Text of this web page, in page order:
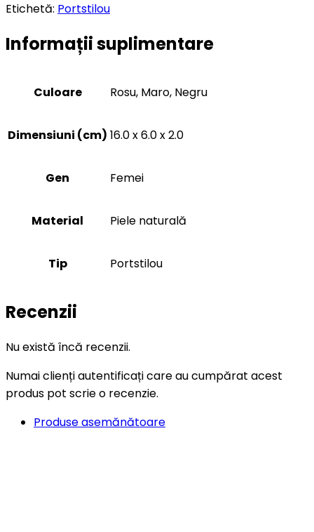
Etichetă: Portstilou
Informații suplimentare
Culoare Rosu, Maro, Negru
Dimensiuni (cm) 16.0 x 6.0 x 2.0
Gen Femei
Material Piele naturală
Tip Portstilou
Recenzii
Nu există încă recenzii.
Numai clienți autentificați care au cumpărat acest
produs pot scrie o recenzie.
Produse asemănătoare